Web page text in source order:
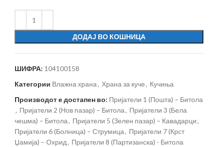
ДОДАЈ ВО КОШНИЦА
ШИФРА: 104100158
Категории Влажна храна, Храна за куче, Кучиња
Производот е достапен во: Пријатели 1 (Пошта) – Битола
, Пријатели 2 (Нов пазар) – Битола, Пријатели 3 (Бела
чешма) – Битола, Пријатели 5 (Зелен пазар) – Кавадарци,
Пријатели 6 (Болница) – Струмица, Пријатели 7 (Крст
Џамија) – Охрид, Пријатели 8 (Партизанска) - Битола